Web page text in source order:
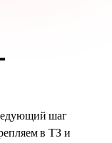
шага
шаг
в ТЗ и